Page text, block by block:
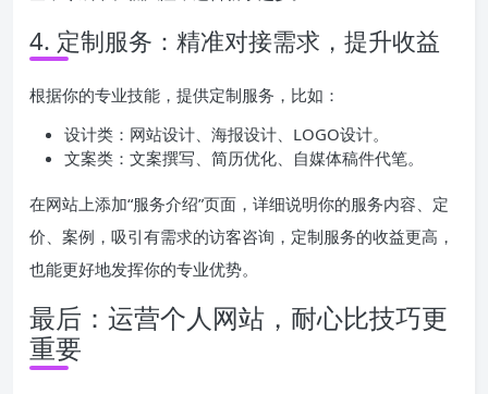
4. 定制服务：精准对接需求，提升收益
根据你的专业技能，提供定制服务，比如：
设计类：网站设计、海报设计、LOGO设计。
文案类：文案撰写、简历优化、自媒体稿件代笔。
在网站上添加“服务介绍”页面，详细说明你的服务内容、定
价、案例，吸引有需求的访客咨询，定制服务的收益更高，
也能更好地发挥你的专业优势。
最后：运营个人网站，耐心比技巧更
重要